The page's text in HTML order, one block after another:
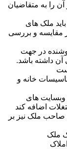
را به متقاضیان
ملک های
مقایسه و بررسی
در جهت
داشته باشد.
خانه و
وبسایت های
اضافه کند
صاحب ملک نیز بر
ملک